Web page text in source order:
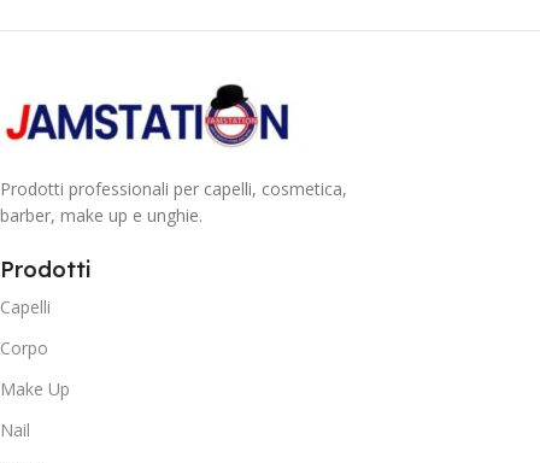
Prodotti professionali per capelli, cosmetica,
barber, make up e unghie.
Prodotti
Capelli
Corpo
Make Up
Nail